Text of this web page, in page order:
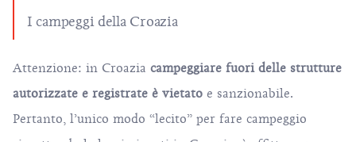
I campeggi della Croazia
Attenzione: in Croazia campeggiare fuori delle strutture
autorizzate e registrate è vietato e sanzionabile.
Pertanto, l’unico modo “lecito” per fare campeggio